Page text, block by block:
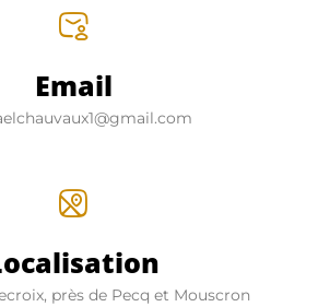
Email
près de Pecq et Mouscron